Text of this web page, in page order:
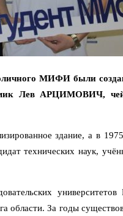
МИФИ были
Лев АРЦИМОВИЧ, чей
здание, а в
технических наук,
области. За годы